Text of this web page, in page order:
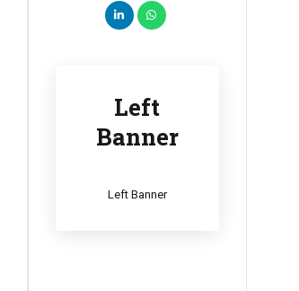
Left
Banner
Left Banner